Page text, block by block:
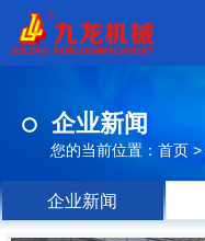
品
视
企业新闻
您的当前位置： 首页 >
企业新闻